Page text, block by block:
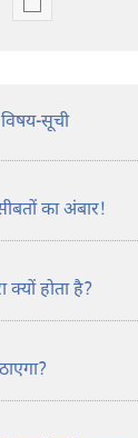
डिजिटल
प्रहरीदुर्ग
के
क्यों
विषय-सूची
का अंबार!
होता है?